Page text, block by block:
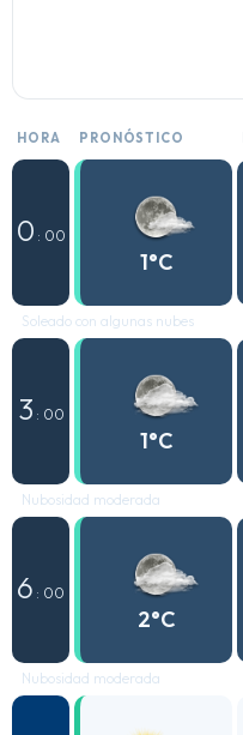
HORA PRONÓSTICO
0 : 00
1°C
Soleado con algunas nubes
3 : 00
1°C
Nubosidad moderada
6 : 00
2°C
Nubosidad moderada